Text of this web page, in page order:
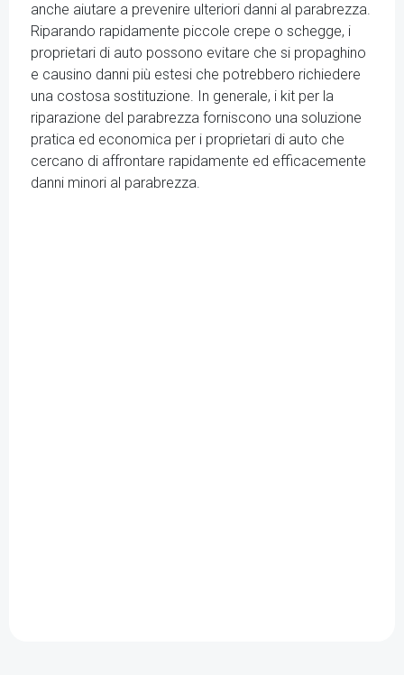
anche aiutare a prevenire ulteriori danni al parabrezza.
Riparando rapidamente piccole crepe o schegge, i
proprietari di auto possono evitare che si propaghino
e causino danni più estesi che potrebbero richiedere
una costosa sostituzione. In generale, i kit per la
riparazione del parabrezza forniscono una soluzione
pratica ed economica per i proprietari di auto che
cercano di affrontare rapidamente ed efficacemente
danni minori al parabrezza.